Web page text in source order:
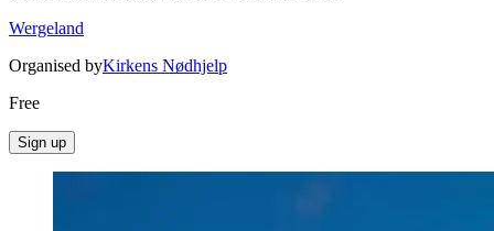
Wergeland
Organised byKirkens Nødhjelp
Free
Sign up